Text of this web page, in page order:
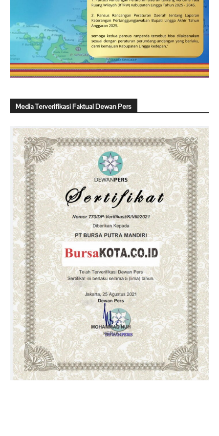
Media Terverifikasi Faktual Dewan Pers